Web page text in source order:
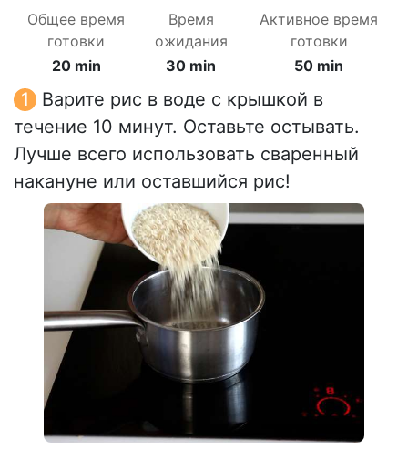
Общее время
готовки
20 min
Время
ожидания
30 min
Активное время
готовки
50 min
Варите рис в воде с крышкой в
течение 10 минут. Оставьте остывать.
Лучше всего использовать сваренный
накануне или оставшийся рис!